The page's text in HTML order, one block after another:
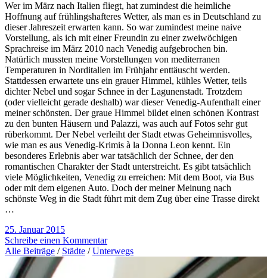
Wer im März nach Italien fliegt, hat zumindest die heimliche
Hoffnung auf frühlingshafteres Wetter, als man es in Deutschland zu
dieser Jahreszeit erwarten kann. So war zumindest meine naive
Vorstellung, als ich mit einer Freundin zu einer zweiwöchigen
Sprachreise im März 2010 nach Venedig aufgebrochen bin.
Natürlich mussten meine Vorstellungen von mediterranen
Temperaturen in Norditalien im Frühjahr enttäuscht werden.
Stattdessen erwartete uns ein grauer Himmel, kühles Wetter, teils
dichter Nebel und sogar Schnee in der Lagunenstadt. Trotzdem
(oder vielleicht gerade deshalb) war dieser Venedig-Aufenthalt einer
meiner schönsten. Der graue Himmel bildet einen schönen Kontrast
zu den bunten Häusern und Palazzi, was auch auf Fotos sehr gut
rüberkommt. Der Nebel verleiht der Stadt etwas Geheimnisvolles,
wie man es aus Venedig-Krimis à la Donna Leon kennt. Ein
besonderes Erlebnis aber war tatsächlich der Schnee, der den
romantischen Charakter der Stadt unterstreicht. Es gibt tatsächlich
viele Möglichkeiten, Venedig zu erreichen: Mit dem Boot, via Bus
oder mit dem eigenen Auto. Doch der meiner Meinung nach
schönste Weg in die Stadt führt mit dem Zug über eine Trasse direkt
…
25. Januar 2015
Schreibe einen Kommentar
Alle Beiträge / Städte /Unterwegs